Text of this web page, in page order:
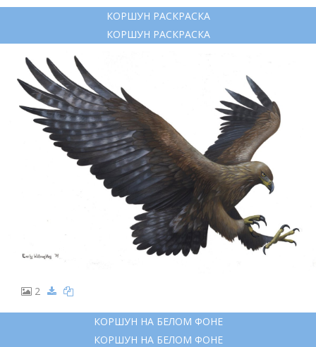
КОРШУН РАСКРАСКА
КОРШУН РАСКРАСКА
2
КОРШУН НА БЕЛОМ ФОНЕ
КОРШУН НА БЕЛОМ ФОНЕ